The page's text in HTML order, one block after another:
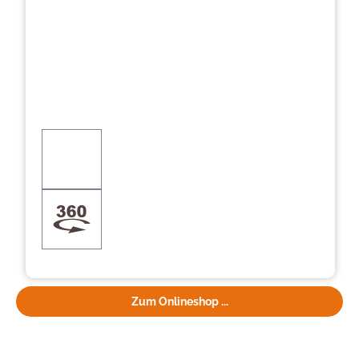
Zum Onlineshop ...